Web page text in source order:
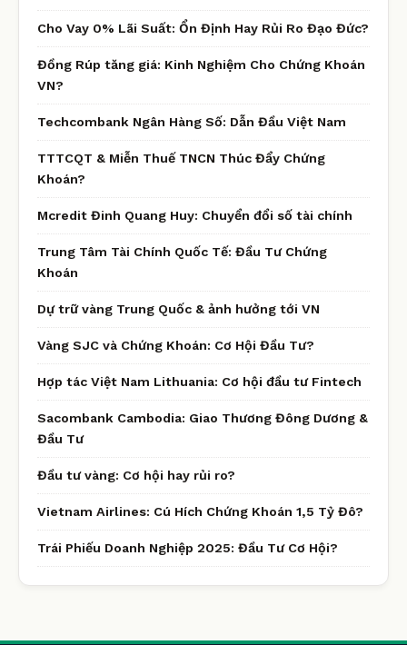
Cho Vay 0% Lãi Suất: Ổn Định Hay Rủi Ro Đạo Đức?
Đồng Rúp tăng giá: Kinh Nghiệm Cho Chứng Khoán
VN?
Techcombank Ngân Hàng Số: Dẫn Đầu Việt Nam
TTTCQT & Miễn Thuế TNCN Thúc Đẩy Chứng
Khoán?
Mcredit Đinh Quang Huy: Chuyển đổi số tài chính
Trung Tâm Tài Chính Quốc Tế: Đầu Tư Chứng
Khoán
Dự trữ vàng Trung Quốc & ảnh hưởng tới VN
Vàng SJC và Chứng Khoán: Cơ Hội Đầu Tư?
Hợp tác Việt Nam Lithuania: Cơ hội đầu tư Fintech
Sacombank Cambodia: Giao Thương Đông Dương &
Đầu Tư
Đầu tư vàng: Cơ hội hay rủi ro?
Vietnam Airlines: Cú Hích Chứng Khoán 1,5 Tỷ Đô?
Trái Phiếu Doanh Nghiệp 2025: Đầu Tư Cơ Hội?